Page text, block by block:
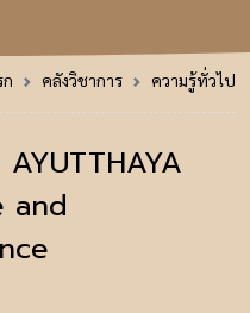
คลังวิชาการ ความรู้ทั่วไป
and